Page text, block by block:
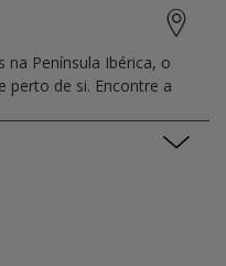
Península Ibérica, o
perto de si. Encontre a